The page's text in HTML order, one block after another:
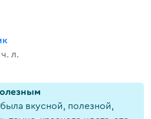
л.
вкусной, полезной,